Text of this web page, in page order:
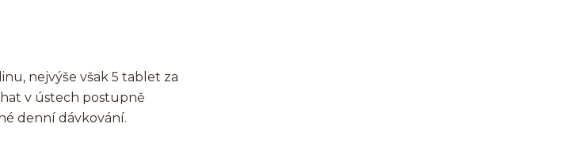
nejvýše však 5 tablet za
v ústech postupně
denní dávkování.